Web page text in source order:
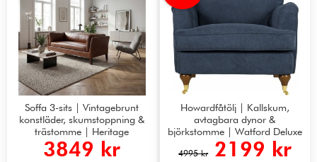
Soffa 3-sits | Vintagebrunt
konstläder, skumstoppning &
trästomme | Heritage
3849 kr
Howardfåtölj | Kallskum,
avtagbara dynor &
björkstomme | Watford Deluxe
Mörkblå
4995 kr 2199 kr